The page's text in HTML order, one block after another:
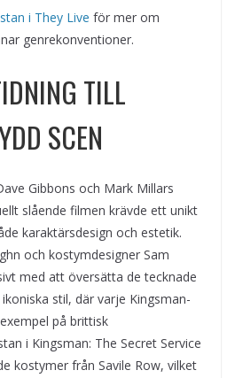
i They Live för mer om
genrekonventioner.
TILL
SCEN
Gibbons och Mark Millars
slående filmen krävde ett unikt
karaktärsdesign och estetik.
och kostymdesigner Sam
med att översätta de tecknade
stil, där varje Kingsman-
på brittisk
i Kingsman: The Secret Service
kostymer från Savile Row, vilket